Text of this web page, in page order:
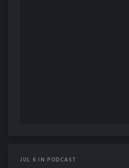
JUL 6 IN PODCAST